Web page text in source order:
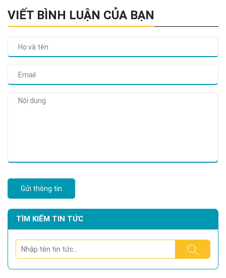
VIẾT BÌNH LUẬN CỦA BẠN
Gửi thông tin
TÌM KIẾM TIN TỨC